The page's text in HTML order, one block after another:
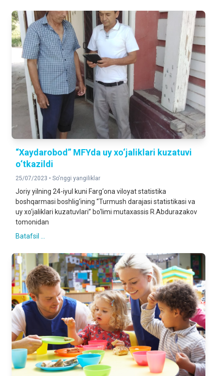
“Xaydarobod” MFYda uy xo‘jaliklari kuzatuvi
o‘tkazildi
25/07/2023 • So'nggi yangiliklar
Joriy yilning 24-iyul kuni Farg‘ona viloyat statistika
boshqarmasi boshlig‘ining “Turmush darajasi statistikasi va
uy xo‘jaliklari kuzatuvlari” bo‘limi mutaxassis R.Abdurazakov
tomonidan
Batafsil ...